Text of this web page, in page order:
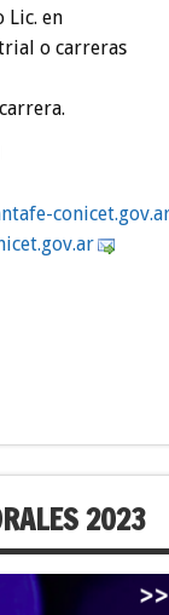
Lic. en
o carreras
g.tec
inoc-
efatn
ra.vo
g.tec
2023